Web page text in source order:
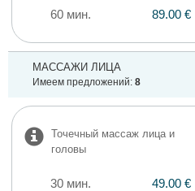
60 мин. 89.00 €
МАССАЖИ ЛИЦА
Имеем предложений: 8
Точечный массаж лица и
головы
30 мин. 49.00 €